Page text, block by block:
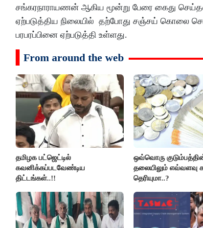
சங்கரநாராயணன் ஆகிய மூன்று பேரை கைது
ஏற்படுத்திய நிலையில் தற்போது சஞ்சய் கொலை
பரபரப்பினை ஏற்படுத்தி உள்ளது.
From around the web
தமிழக பட்ஜெட்டில்
கவனிக்கப்படவேண்டிய
திட்டங்கள்..!!
ஒவ்வொரு
தலையிலும் எவ்வளவு
தெரியுமா..?